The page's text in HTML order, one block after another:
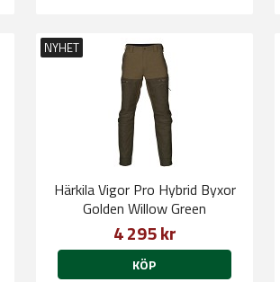
NYHET
Härkila Vigor Pro Hybrid Byxor
Golden Willow Green
4 295 kr
KÖP